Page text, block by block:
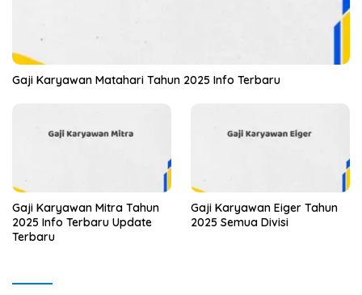
Gaji Karyawan Matahari Tahun 2025 Info Terbaru
Gaji Karyawan Mitra Tahun
2025 Info Terbaru Update
Terbaru
Gaji Karyawan Eiger Tahun
2025 Semua Divisi